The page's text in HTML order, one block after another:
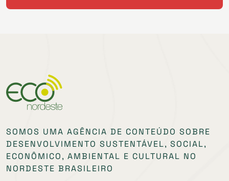
SOMOS UMA AGÊNCIA DE CONTEÚDO SOBRE
DESENVOLVIMENTO SUSTENTÁVEL, SOCIAL,
ECONÔMICO, AMBIENTAL E CULTURAL NO
NORDESTE BRASILEIRO